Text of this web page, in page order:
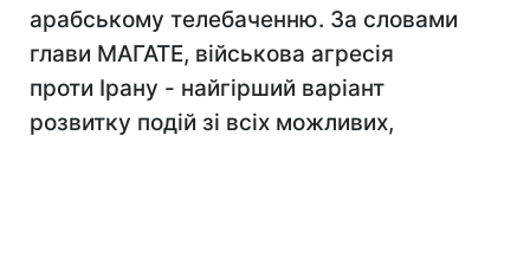
арабському телебаченню. За словами
глави МАГАТЕ, військова агресія
проти Ірану - найгірший варіант
розвитку подій зі всіх можливих,